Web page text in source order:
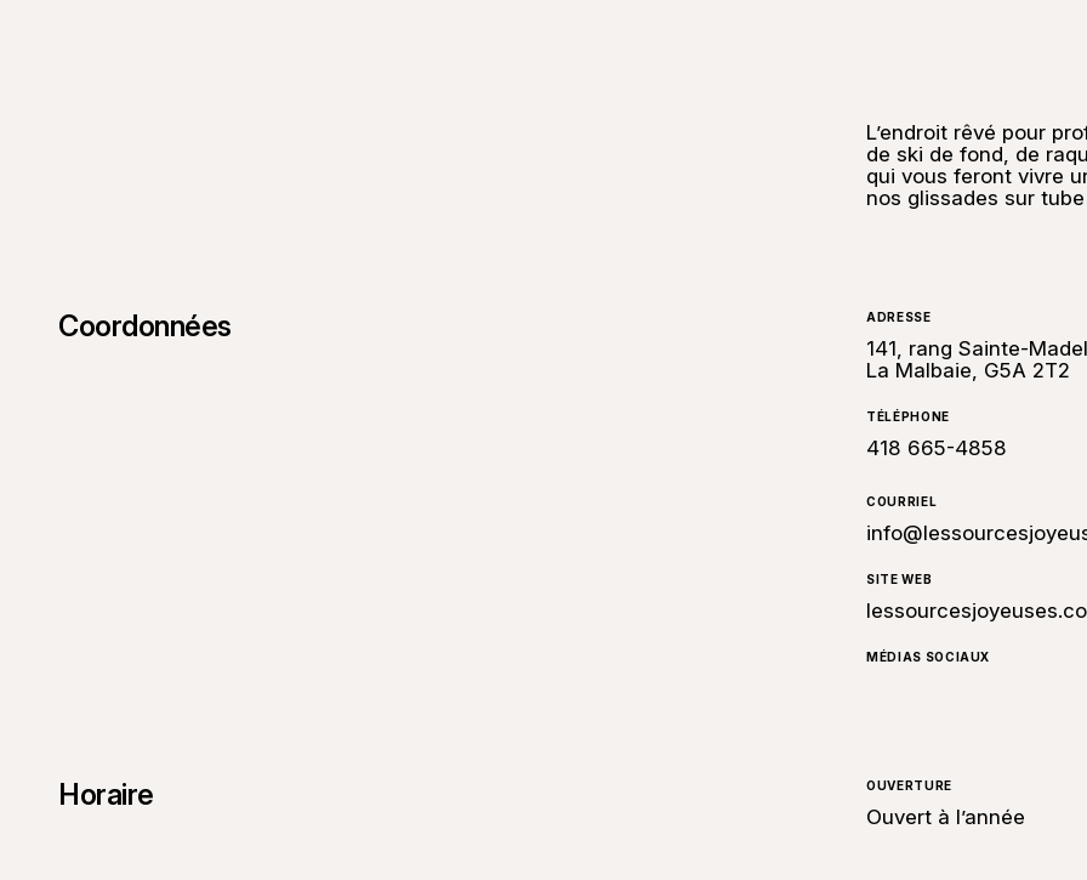
L’endroit rêvé pour
de ski de fond, de
qui vous feront vivre
nos glissades sur
Coordonnées ADRESSE
141, rang Sainte-
La Malbaie, G5A 2T2
TÉLÉPHONE
418 665-4858
COURRIEL
SITE WEB
MÉDIAS SOCIAUX
Horaire OUVERTURE
Ouvert à l’année